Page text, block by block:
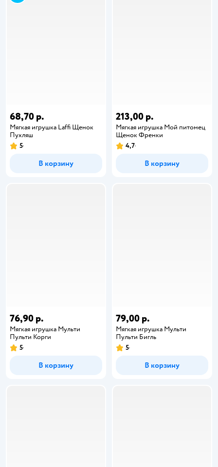
68,70 р.
Мягкая игрушка Laffi Щенок
Пухляш
5
В корзину
213,00 р.
Мягкая игрушка Мой питомец
Щенок Френки
4,7
В корзину
76,90 р.
Мягкая игрушка Мульти
Пульти Корги
5
В корзину
79,00 р.
Мягкая игрушка Мульти
Пульти Бигль
5
В корзину